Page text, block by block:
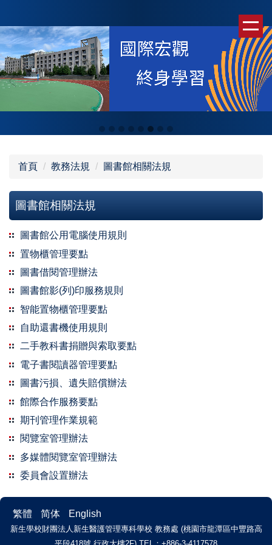
到
主
要
內
容
首頁 教務法規 圖書館相關法規
圖書館相關法規
圖書館公用電腦使用規則
置物櫃管理要點
圖書借閱管理辦法
圖書館影(列)印服務規則
智能置物櫃管理要點
自助還書機使用規則
二手教科書捐贈與索取要點
電子書閱讀器管理要點
圖書污損、遺失賠償辦法
館際合作服務要點
期刊管理作業規範
閱覽室管理辦法
多媒體閱覽室管理辦法
委員會設置辦法
繁體 简体 English
新生學校財團法人新生醫護管理專科學校 教務處 (桃園市龍潭區中豐路高